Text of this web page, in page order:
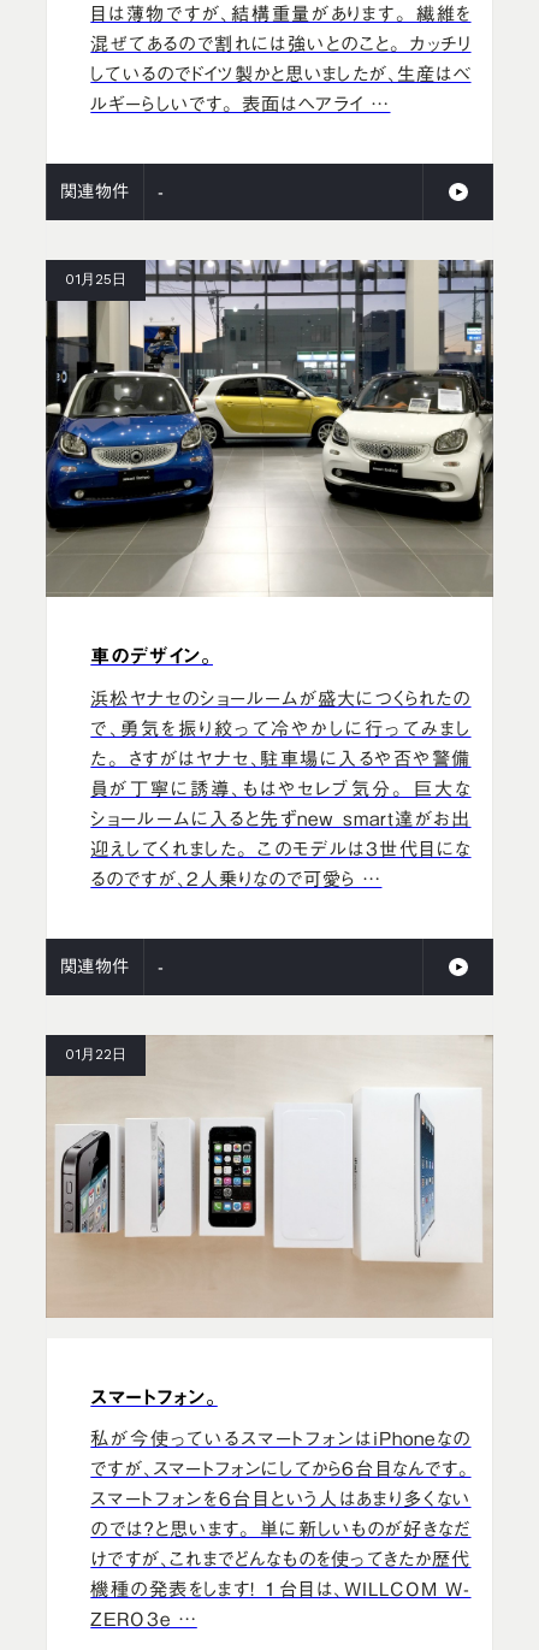
目は薄物ですが、結構重量があります。 繊維を
混ぜてあるので割れには強いとのこと。 カッチリ
しているのでドイツ製かと思いましたが、生産はベ
ルギーらしいです。 表面はヘアライ …
関連物件 -
01月25日
車のデザイン。
浜松ヤナセのショールームが盛大につくられたの
で、勇気を振り絞って冷やかしに行ってみまし
た。 さすがはヤナセ、駐車場に入るや否や警備
員が丁寧に誘導、もはやセレブ気分。 巨大な
ショールームに入ると先ずnew smart達がお出
迎えしてくれました。 このモデルは3世代目にな
るのですが、2人乗りなので可愛ら …
関連物件 -
01月22日
スマートフォン。
私が今使っているスマートフォンはiPhoneなの
ですが、スマートフォンにしてから6台目なんです。
スマートフォンを6台目という人はあまり多くない
のでは？と思います。 単に新しいものが好きなだ
けですが、これまでどんなものを使ってきたか歴代
機種の発表をします！ 1台目は、WILLCOM W-
ZERO3e …